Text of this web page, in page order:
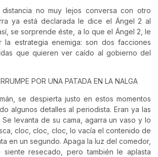
no muy lejos conversa con otro
ya está declarada le dice el Ángel 2 al
se sorprende éste, a lo que el Ángel 2, le
la estrategia enemiga: son dos facciones
que quieren ver caído al gobierno del
POR UNA PATADA EN LA NALGA
se despierta justo en estos momentos
algunos detalles al periodista. Eran ya las
Se levanta de su cama, agarra un vaso y lo
cloc, cloc, cloc, lo vacía el contenido de
en un segundo. Apaga la luz del comedor,
resecado, pero también le aplasta